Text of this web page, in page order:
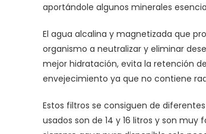
aportándole algunos minerales
El agua alcalina y magnetizada que
organismo a neutralizar y eliminar
mejor hidratación, evita la retención
envejecimiento ya que no contiene
Estos filtros se consiguen de
usados son de 14 y 16 litros y son muy